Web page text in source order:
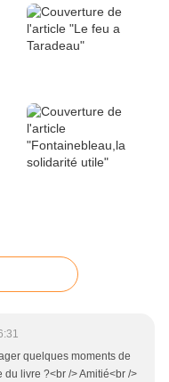
quelques moments de
du livre ?<br /> Amitié<br />